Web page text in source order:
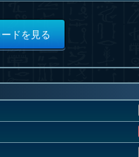
ドを見る